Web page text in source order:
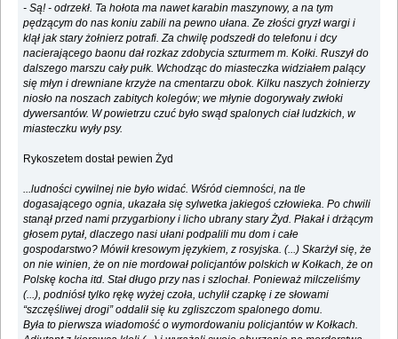
- Są! - odrzekł. Ta hołota ma nawet karabin maszynowy, a na tym
pędzącym do nas koniu zabili na pewno ułana. Ze złości gryzł wargi i
klął jak stary żołnierz potrafi. Za chwilę podszedł do telefonu i dcy
nacierającego baonu dał rozkaz zdobycia szturmem m. Kołki. Ruszył do
dalszego marszu cały pułk. Wchodząc do miasteczka widziałem palący
się młyn i drewniane krzyże na cmentarzu obok. Kilku naszych żołnierzy
niosło na noszach zabitych kolegów; we młynie dogorywały zwłoki
dywersantów. W powietrzu czuć było swąd spalonych ciał ludzkich, w
miasteczku wyły psy.
Rykoszetem dostał pewien Żyd
...ludności cywilnej nie było widać. Wśród ciemności, na tle
dogasającego ognia, ukazała się sylwetka jakiegoś człowieka. Po chwili
stanął przed nami przygarbiony i licho ubrany stary Żyd. Płakał i drżącym
głosem pytał, dlaczego nasi ułani podpalili mu dom i całe
gospodarstwo? Mówił kresowym językiem, z rosyjska. (...) Skarżył się, że
on nie winien, że on nie mordował policjantów polskich w Kołkach, że on
Polskę kocha itd. Stał długo przy nas i szlochał. Ponieważ milczeliśmy
(...), podniósł tylko rękę wyżej czoła, uchylił czapkę i ze słowami
“szczęśliwej drogi” oddalił się ku zgliszczom spalonego domu.
Była to pierwsza wiadomość o wymordowaniu policjantów w Kołkach.